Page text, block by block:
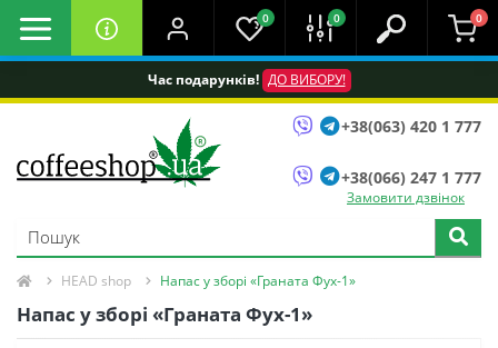
Час подарунків! ДО ВИБОРУ!
0 0 0
+38(063) 420 1 777
+38(066) 247 1 777
Замовити дзвінок
HEAD shop Напас у зборі «Граната Фух-1»
Напас у зборі «Граната Фух-1»